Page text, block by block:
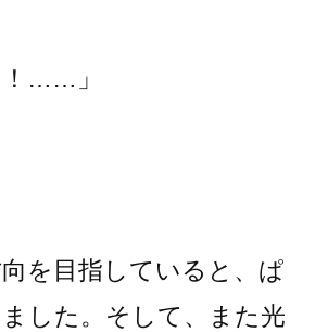
！……」
を目指していると、ぱ
した。そして、また光